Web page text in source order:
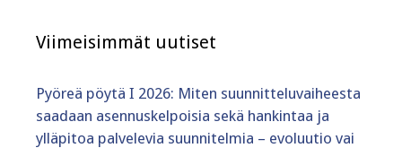
Viimeisimmät uutiset
Pyöreä pöytä I 2026: Miten suunnitteluvaiheesta
saadaan asennuskelpoisia sekä hankintaa ja
ylläpitoa palvelevia suunnitelmia – evoluutio vai